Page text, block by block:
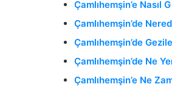
Çamlıhemşin’e Nasıl
Çamlıhemşin’de
Çamlıhemşin’de
Çamlıhemşin’de Ne
Çamlıhemşin’e Ne